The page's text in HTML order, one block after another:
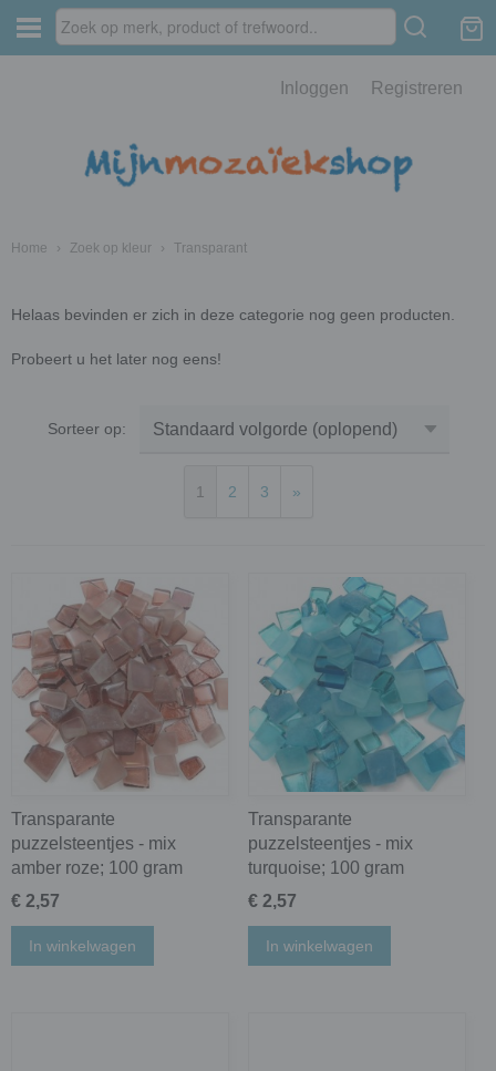
Inloggen Registreren
Home › Zoek op kleur › Transparant
Helaas bevinden er zich in deze categorie nog geen producten.
Probeert u het later nog eens!
Sorteer op:
1 2 3 »
Transparante
puzzelsteentjes - mix
amber roze; 100 gram
€ 2,57
In winkelwagen
Transparante
puzzelsteentjes - mix
turquoise; 100 gram
€ 2,57
In winkelwagen